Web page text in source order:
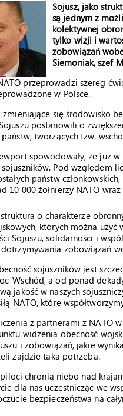
Sojusz, jako
są jednym z
kolektywnej
tylko wizji i
zobowiązań
Siemoniak, szef
przeprowadzi szereg
w Polsce.
zmieniające się środowisko
postanowili o
państw, tworzących tzw.
spowodowały, że już
Pod względem
państw
10 000 żołnierzy NATO
o charakterze
których można
Sojuszu, solidarności i
zobowiązań
sojuszników jest
Wschód, a od ponad
jakość w naszych
NATO, które
z partnerami z NATO
widzenia obecność
i zobowiązań, jakie
zajdzie taka potrzeba.
chronią niebo nad
dla nas uczestnicząc we
bezpieczeństwa na